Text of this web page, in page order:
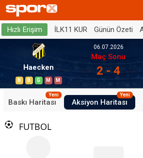
Hızlı Erişim İLK11 KUR Günün Özeti
Haecken
B B G M M
06.07.2026
Maç Sonu
2 - 4
Baskı Haritası
Yeni
Aksiyon Haritası
Yeni
FUTBOL